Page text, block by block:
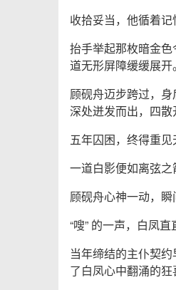
收拾妥当，他循着记
抬手举起那枚暗金
道无形屏障缓缓展开。
顾砚舟迈步跨过，
深处迸发而出，四
五年囚困，终得重见
一道白影便如离弦之
顾砚舟心神一动，
“嗖” 的一声，白凤
当年缔结的主仆契
了白凤心中翻涌的狂